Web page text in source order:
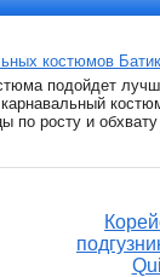
костюмов Батик
подойдет
по росту и обхвату